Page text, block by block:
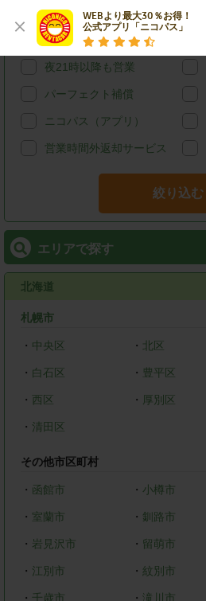
WEBより最大30％お得！
公式アプリ「ニコパス」
宅配レンタカー
マンスリーレンタル
夜21時以降も営業
パーフェクト補償
ニコパス（アプリ）
営業時間外返却サービス
絞り込む
エリアで探す
北海道
札幌市
・ 中央区 ・ 北区
・ 白石区 ・ 豊平区
・ 西区 ・ 厚別区
・ 清田区
その他市区町村
・ 函館市 ・ 小樽市
・ 室蘭市 ・ 釧路市
・ 岩見沢市 ・ 留萌市
・ 江別市 ・ 紋別市
・ 千歳市 ・ 滝川市